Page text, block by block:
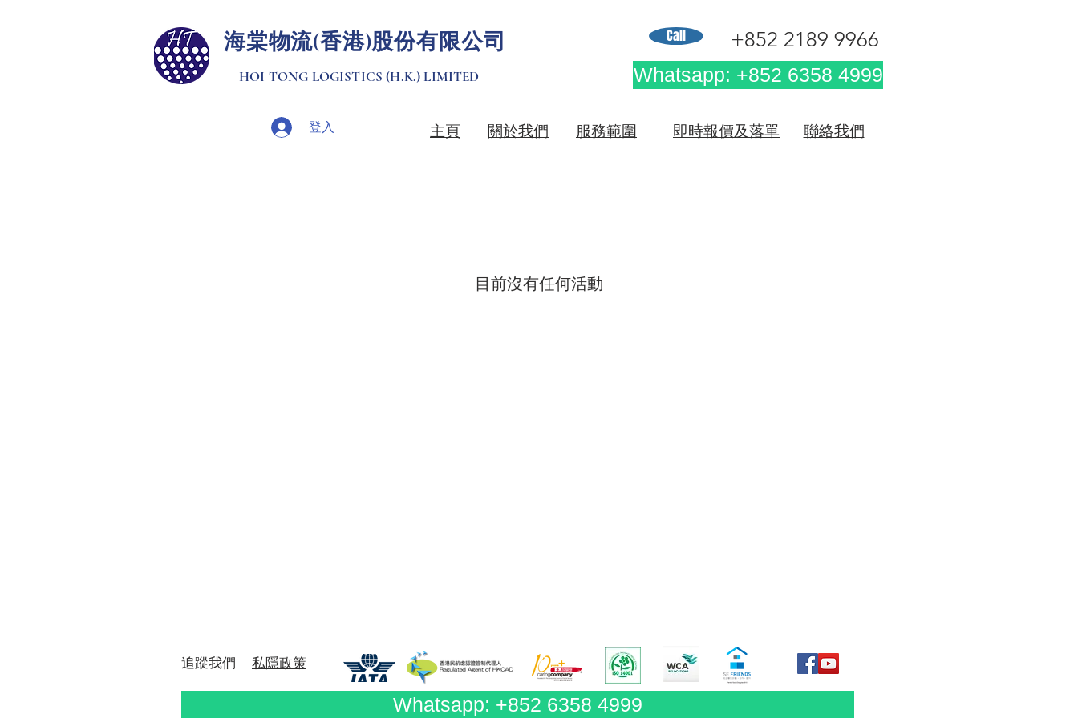
​海棠物流(香港)股份有限公司
HOI TONG LOGISTICS (H.K.) LIMITED
登入 ​主頁 關於我們
Call +852 2189 9966
Whatsapp: +852 6358 4999
服務範圍 即時報價及落單 聯絡我們
目前沒有任何活動
​追蹤我們 私隱政策
Whatsapp: +852 6358 4999